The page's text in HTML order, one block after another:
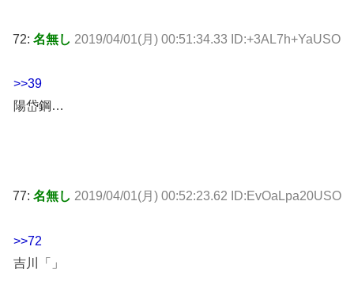
72: 名無し 2019/04/01(月) 00:51:34.33 ID:+3AL7h+YaUSO
>>39
陽岱鋼…
77: 名無し 2019/04/01(月) 00:52:23.62 ID:EvOaLpa20USO
>>72
吉川「」